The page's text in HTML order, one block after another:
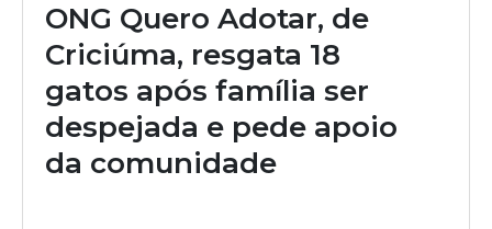
ONG Quero Adotar, de
Criciúma, resgata 18
gatos após família ser
despejada e pede apoio
da comunidade